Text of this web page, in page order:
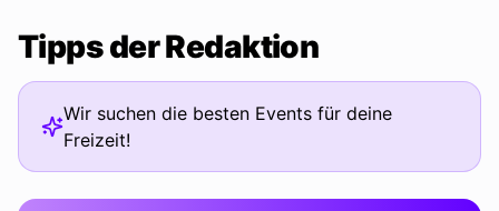
Tipps der Redaktion
Wir suchen die besten Events für deine
Freizeit!